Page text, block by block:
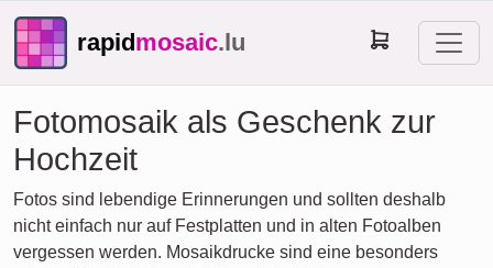
rapidmosaic.lu
Fotomosaik als Geschenk zur
Hochzeit
Fotos sind lebendige Erinnerungen und sollten deshalb
nicht einfach nur auf Festplatten und in alten Fotoalben
vergessen werden. Mosaikdrucke sind eine besonders